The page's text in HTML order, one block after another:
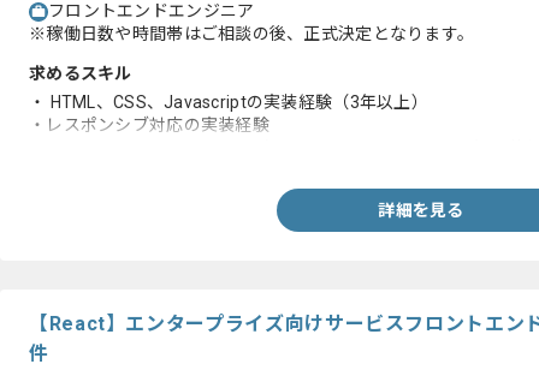
フロントエンドエンジニア
※稼働日数や時間帯はご相談の後、正式決定となります。
求めるスキル
・ HTML、CSS、Javascriptの実装経験（3年以上）
・レスポンシブ対応の実装経験
詳細を見る
【React】エンタープライズ向けサービスフロントエン
件